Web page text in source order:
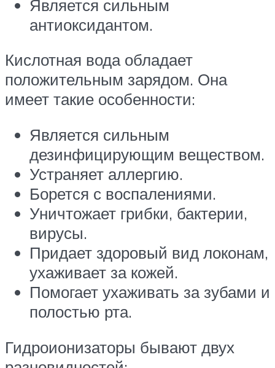
Является сильным
антиоксидантом.
Кислотная вода обладает
положительным зарядом. Она
имеет такие особенности:
Является сильным
дезинфицирующим веществом.
Устраняет аллергию.
Борется с воспалениями.
Уничтожает грибки, бактерии,
вирусы.
Придает здоровый вид локонам,
ухаживает за кожей.
Помогает ухаживать за зубами и
полостью рта.
Гидроионизаторы бывают двух